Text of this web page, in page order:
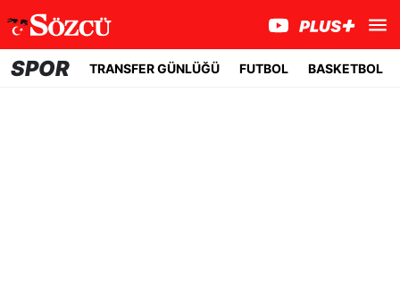
SPOR TRANSFER GÜNLÜĞÜ FUTBOL BASKETBOL